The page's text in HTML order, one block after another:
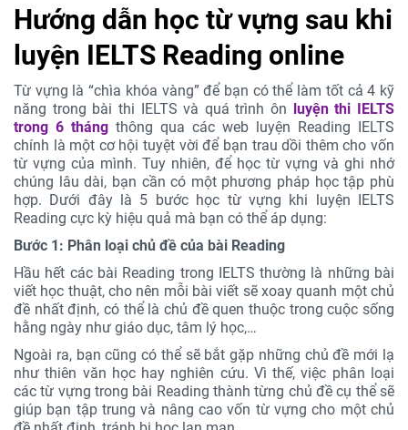
Hướng dẫn học từ vựng sau khi
luyện IELTS Reading online
Từ vựng là “chìa khóa vàng” để bạn có thể làm tốt cả 4 kỹ
năng trong bài thi IELTS và quá trình ôn luyện thi IELTS
trong 6 tháng thông qua các web luyện Reading IELTS
chính là một cơ hội tuyệt vời để bạn trau dồi thêm cho vốn
từ vựng của mình. Tuy nhiên, để học từ vựng và ghi nhớ
chúng lâu dài, bạn cần có một phương pháp học tập phù
hợp. Dưới đây là 5 bước học từ vựng khi luyện IELTS
Reading cực kỳ hiệu quả mà bạn có thể áp dụng:
Bước 1: Phân loại chủ đề của bài Reading
Hầu hết các bài Reading trong IELTS thường là những bài
viết học thuật, cho nên mỗi bài viết sẽ xoay quanh một chủ
đề nhất định, có thể là chủ đề quen thuộc trong cuộc sống
hằng ngày như giáo dục, tâm lý học,…
Ngoài ra, bạn cũng có thể sẽ bắt gặp những chủ đề mới lạ
như thiên văn học hay nghiên cứu. Vì thế, việc phân loại
các từ vựng trong bài Reading thành từng chủ đề cụ thể sẽ
giúp bạn tập trung và nâng cao vốn từ vựng cho một chủ